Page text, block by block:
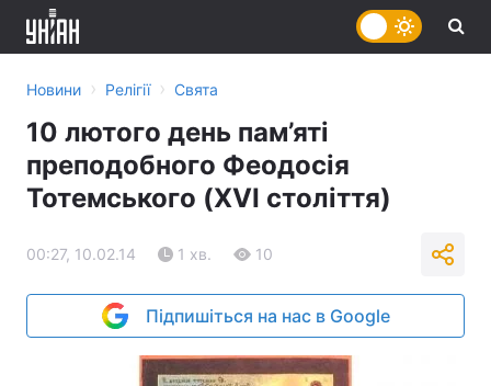
Новини › Релігії › Свята
10 лютого день пам’яті
преподобного Феодосія
Тотемського (XVI століття)
00:27, 10.02.14 1 хв. 10
Підпишіться на нас в Google